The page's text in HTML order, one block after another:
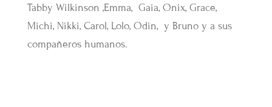
Tabby Wilkinson ,Emma, Gaia, Onix, Grace,
Michi, Nikki, Carol, Lolo, Odin, y Bruno y a sus
compañeros humanos.